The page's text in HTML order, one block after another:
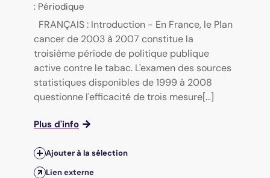
: Périodique
FRANÇAIS : Introduction - En France, le Plan
cancer de 2003 à 2007 constitue la
troisième période de politique publique
active contre le tabac. L'examen des sources
statistiques disponibles de 1999 à 2008
questionne l'efficacité de trois mesure[...]
Plus d'info
Ajouter à la sélection
Lien externe